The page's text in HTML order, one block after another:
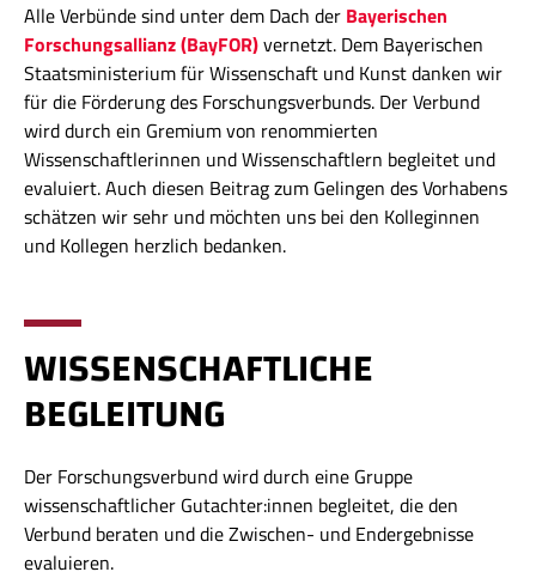
Alle Verbünde sind unter dem Dach der Bayerischen
Forschungsallianz (BayFOR)vernetzt. Dem Bayerischen
Staatsministerium für Wissenschaft und Kunst danken wir
für die Förderung des Forschungsverbunds. Der Verbund
wird durch ein Gremium von renommierten
Wissenschaftlerinnen und Wissenschaftlern begleitet und
evaluiert. Auch diesen Beitrag zum Gelingen des Vorhabens
schätzen wir sehr und möchten uns bei den Kolleginnen
und Kollegen herzlich bedanken.
WISSENSCHAFTLICHE
BEGLEITUNG
Der Forschungsverbund wird durch eine Gruppe
wissenschaftlicher Gutachter:innen begleitet, die den
Verbund beraten und die Zwischen- und Endergebnisse
evaluieren.